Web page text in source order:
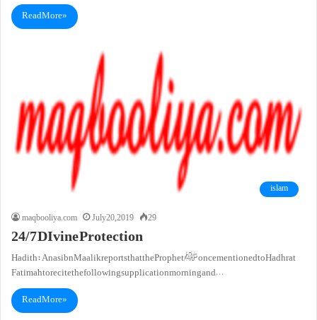
Read More »
islam
maqbooliya.com
July 20, 2019 29
24/7 DIvine Protection
Hadith: Anas ibn Maalik reports that the Prophetﷺ once mentioned to Hadhrat
Fatimah to recite the following supplication morning and…
Read More »